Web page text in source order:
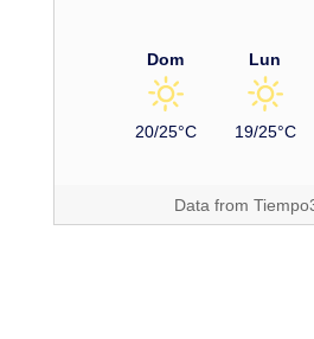
Dom
20/25°C
Lun
19/25°C
Data from